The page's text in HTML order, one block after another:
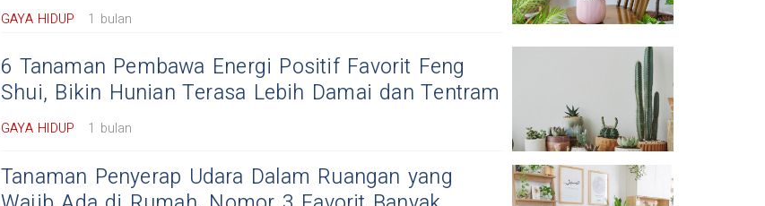
GAYA HIDUP 1 bulan
6 Tanaman Pembawa Energi Positif Favorit Feng
Shui, Bikin Hunian Terasa Lebih Damai dan Tentram
GAYA HIDUP 1 bulan
Tanaman Penyerap Udara Dalam Ruangan yang